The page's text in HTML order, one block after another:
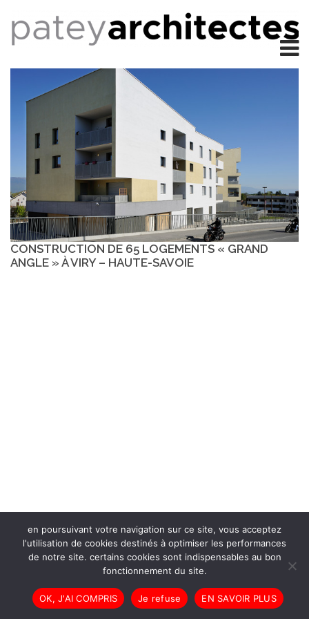
CONSTRUCTION DE 65 LOGEMENTS « GRAND
ANGLE » À VIRY – HAUTE-SAVOIE
en poursuivant votre navigation sur ce site, vous acceptez
l'utilisation de cookies destinés à optimiser les performances
de notre site. certains cookies sont indispensables au bon
fonctionnement du site.
OK, J'AI COMPRIS Je refuse EN SAVOIR PLUS